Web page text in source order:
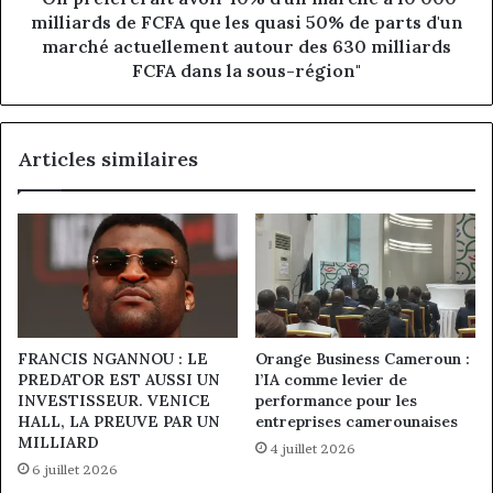
de
FCFA
quasi
de
marché
actuellement
autour
milliards
FCFA
dans
la
sous-
milliards de FCFA que les quasi 50% de parts d'un
marché actuellement autour des 630 milliards
FCFA dans la sous-région"
Articles similaires
FRANCIS NGANNOU : LE
PREDATOR EST AUSSI UN
INVESTISSEUR. VENICE
HALL, LA PREUVE PAR UN
MILLIARD
6 juillet 2026
Orange Business Cameroun :
l’IA comme levier de
performance pour les
entreprises camerounaises
4 juillet 2026